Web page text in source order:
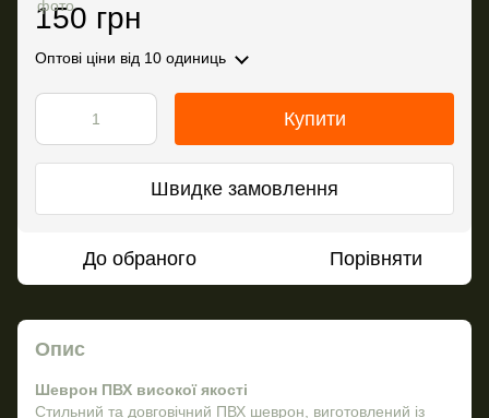
150 грн
Оптові ціни від 10 одиниць
Купити
Швидке замовлення
До обраного Порівняти
Опис
Шеврон ПВХ високої якості
Стильний та довговічний ПВХ шеврон, виготовлений із